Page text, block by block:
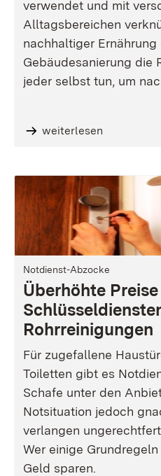
verwendet und mit
Alltagsbereichen
nachhaltiger
Gebäudesanierung die
jeder selbst tun, um
weiterlesen
Notdienst-Abzocke
Überhöhte
Rohrreinigungen
Für zugefallene
Toiletten gibt es
Schafe unter den
Notsituation jedoch
verlangen
Wer einige
Geld sparen.